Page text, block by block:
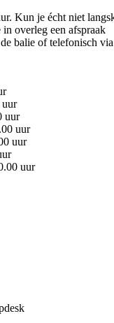
Kun je écht niet
overleg een afspraak
balie of telefonisch
uur
uur
uur
uur
uur